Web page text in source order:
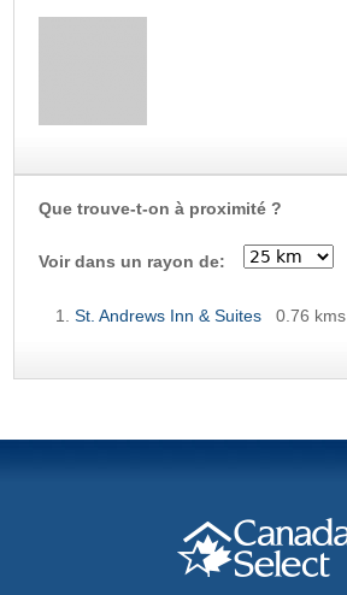
Que trouve-t-on à proximité ?
Voir dans un rayon de:
St. Andrews Inn & Suites 0.76 kms